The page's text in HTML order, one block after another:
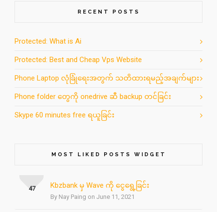
RECENT POSTS
Protected: What is Ai
Protected: Best and Cheap Vps Website
Phone Laptop လုံခြုံရေးအတွက် သတိထားရမည့်အချက်များ
Phone folder တွေကို onedrive ဆီ backup တင်ခြင်း
Skype 60 minutes free ရယူခြင်း
MOST LIKED POSTS WIDGET
Kbzbank မှ Wave ကို ငွေရွေ့ခြင်း
By Nay Paing on June 11, 2021
47